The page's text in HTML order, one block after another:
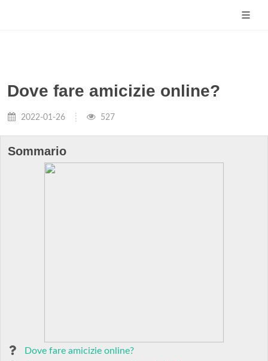
Dove fare amicizie online?
2022-01-26 527
Sommario
Dove fare amicizie online?